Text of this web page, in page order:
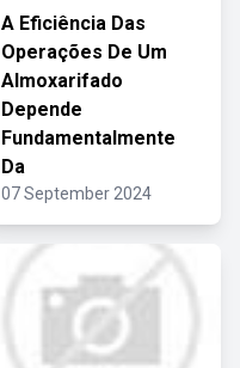
A Eficiência Das
Operações De Um
Almoxarifado
Depende
Fundamentalmente
Da
07 September 2024